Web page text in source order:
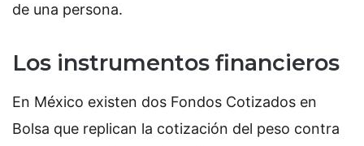
de una persona.
Los instrumentos financieros
En México existen dos Fondos Cotizados en
Bolsa que replican la cotización del peso contra